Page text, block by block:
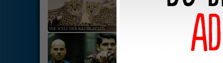
DIE WELT DER RAUBKATZEN
keine